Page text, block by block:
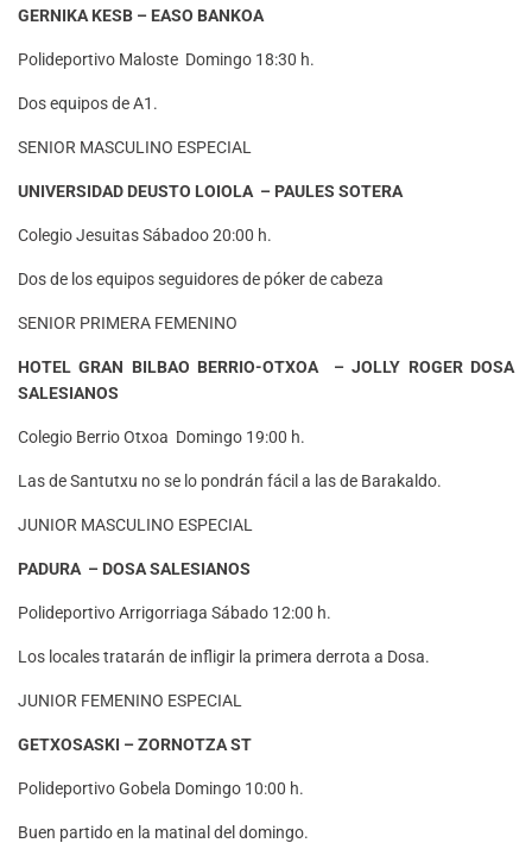
GERNIKA KESB – EASO BANKOA
Polideportivo Maloste Domingo 18:30 h.
Dos equipos de A1.
SENIOR MASCULINO ESPECIAL
UNIVERSIDAD DEUSTO LOIOLA – PAULES SOTERA
Colegio Jesuitas Sábadoo 20:00 h.
Dos de los equipos seguidores de póker de cabeza
SENIOR PRIMERA FEMENINO
HOTEL GRAN BILBAO BERRIO-OTXOA – JOLLY ROGER DOSA
SALESIANOS
Colegio Berrio Otxoa Domingo 19:00 h.
Las de Santutxu no se lo pondrán fácil a las de Barakaldo.
JUNIOR MASCULINO ESPECIAL
PADURA – DOSA SALESIANOS
Polideportivo Arrigorriaga Sábado 12:00 h.
Los locales tratarán de infligir la primera derrota a Dosa.
JUNIOR FEMENINO ESPECIAL
GETXOSASKI – ZORNOTZA ST
Polideportivo Gobela Domingo 10:00 h.
Buen partido en la matinal del domingo.